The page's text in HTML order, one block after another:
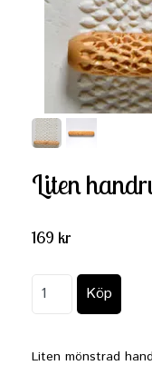
Liten
169 kr
Liten mönstrad